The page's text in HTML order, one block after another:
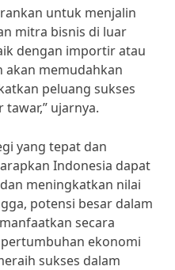
untuk menjalin
mitra bisnis di luar
dengan importir atau
memudahkan
peluang sukses
ujarnya.
yang tepat dan
Indonesia dapat
meningkatkan nilai
potensi besar dalam
secara
ekonomi
sukses dalam